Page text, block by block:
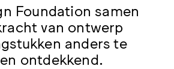
Foundation samen
van ontwerp
anders te
ontdekkend.